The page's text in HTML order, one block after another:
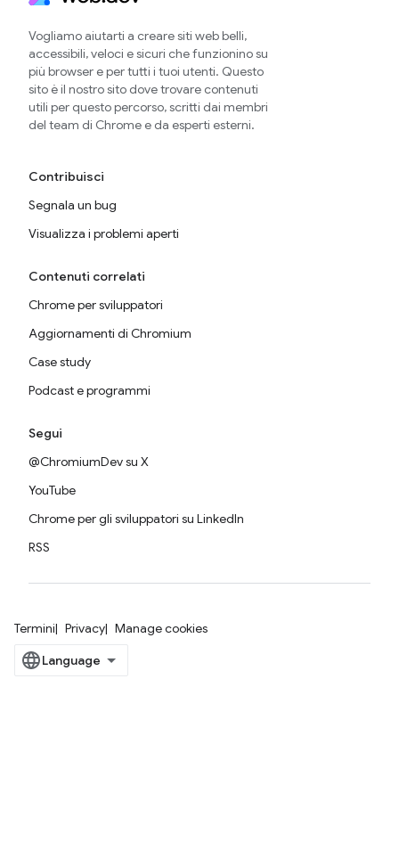
Vogliamo aiutarti a creare siti web belli,
accessibili, veloci e sicuri che funzionino su
più browser e per tutti i tuoi utenti. Questo
sito è il nostro sito dove trovare contenuti
utili per questo percorso, scritti dai membri
del team di Chrome e da esperti esterni.
Contribuisci
Segnala un bug
Visualizza i problemi aperti
Contenuti correlati
Chrome per sviluppatori
Aggiornamenti di Chromium
Case study
Podcast e programmi
Segui
@ChromiumDev su X
YouTube
Chrome per gli sviluppatori su LinkedIn
RSS
Termini Privacy Manage cookies